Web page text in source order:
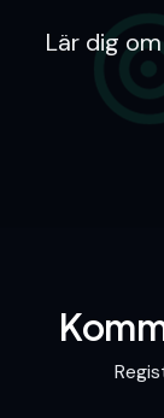
Lär dig